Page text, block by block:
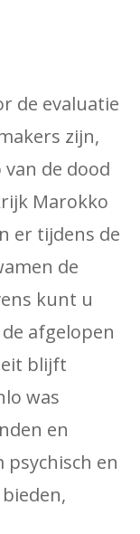
de evaluatie
zijn,
de dood
Marokko
er tijdens de
de
kunt u
afgelopen
blijft
was
en
en